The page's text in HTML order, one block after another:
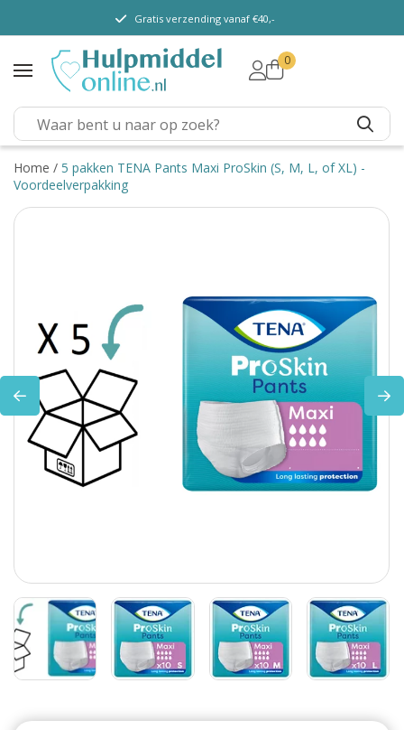
TENA Lady
TENA Men
TENA Pants (m/v)
TENA Flex
TENA Slip
Verschillende soorten
incontinentie
Kenniscentrum
Abonnement
Gratis verzending vanaf €40,-
0
Home / 5 pakken TENA Pants Maxi ProSkin (S, M, L, of XL) -
Voordeelverpakking